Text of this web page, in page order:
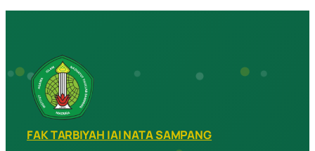
FAK TARBIYAH IAI NATA SAMPANG